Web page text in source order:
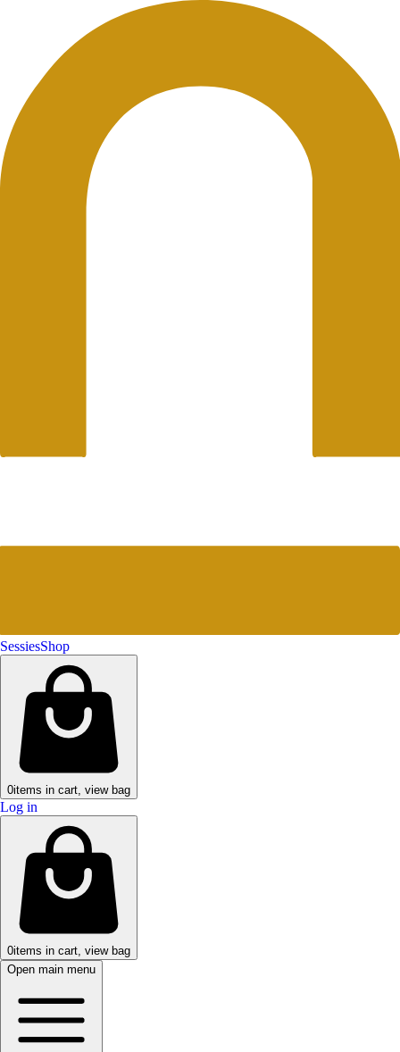
SessiesShop
0items in cart, view bag
Log in
0items in cart, view bag
Open main menu